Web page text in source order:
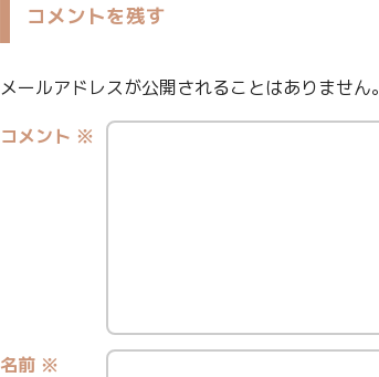
コメントを残す
メールアドレスが公開されることはありません。
コメント ※
名前 ※